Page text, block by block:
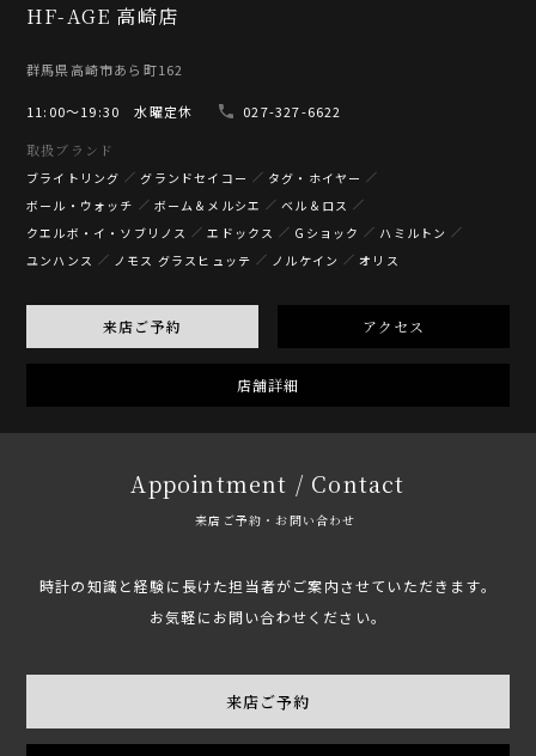
HF-AGE 高崎店
群馬県高崎市あら町162
11:00〜19:30 水曜定休
027-327-6622
取扱ブランド
ブライトリング グランドセイコー
タグ・ホイヤー
ボール・ウォッチ
ボーム＆メルシエ
ベル＆ロス
クエルボ・イ・ソブリノス
エドックス Gショック
ハミルトン
ユンハンス
ノモス グラスヒュッテ ノルケイン オリス
来店ご予約 アクセス
店舗詳細
Appointment / Contact
来店ご予約・お問い合わせ
時計の知識と経験に長けた担当者がご案内させていただきます。
お気軽にお問い合わせください。
来店ご予約